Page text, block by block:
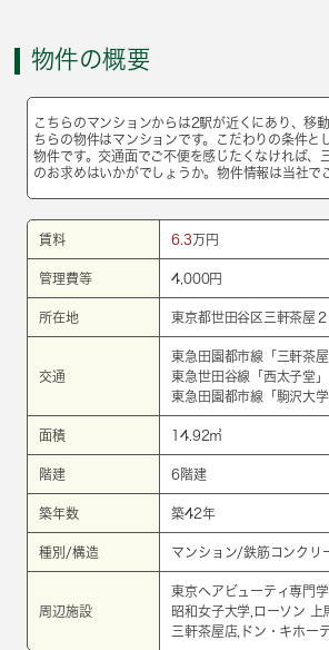
物件の概要
こちらのマンションからは2駅が近くにあり、移
ちらの物件はマンションです。こだわりの条件と
物件です。交通面でご不便を感じたくなければ、
のお求めはいかがでしょうか。物件情報は当社で
賃料 6.3万円
管理費等 4,000円
所在地 東京都世田谷区三軒茶屋
交通
東急田園都市線 「 三軒茶屋
東急世田谷線 「 西太子堂
東急田園都市線 「 駒沢大学
面積 14.92㎡
階建 6階建
築年数 築42年
種別/構造 マンション/鉄筋コンクリ
周辺施設
東京ヘアビューティ専門
昭和女子大学,ローソン 上
三軒茶屋店,ドン・キホー